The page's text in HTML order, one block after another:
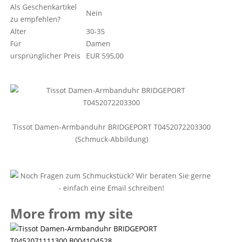
Als Geschenkartikel
zu empfehlen?
Nein
Alter
30-35
Für
Damen
ursprünglicher Preis
EUR 595,00
Tissot Damen-Armbanduhr BRIDGEPORT T0452072203300
(Schmuck-Abbildung)
More from my site